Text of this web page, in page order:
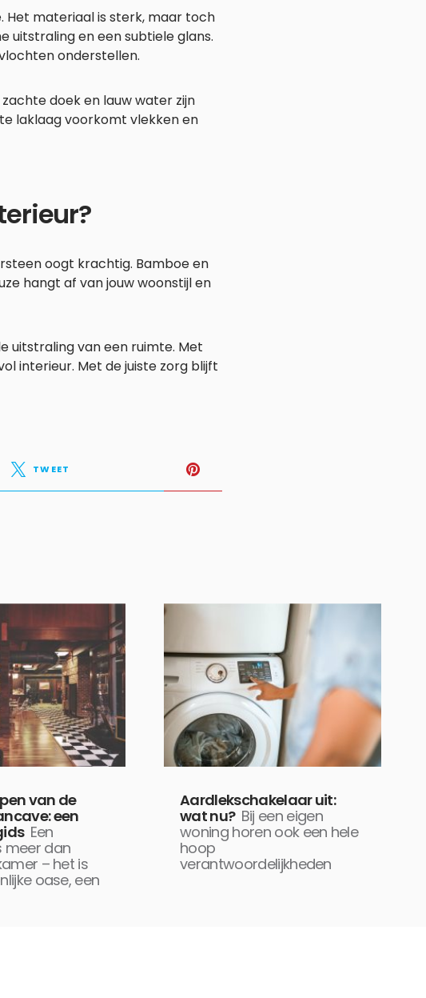
Het materiaal is sterk, maar toch
uitstraling en een subtiele glans.
onderstellen.
doek en lauw water zijn
laklaag voorkomt vlekken en
oogt krachtig. Bamboe en
hangt af van jouw woonstijl en
uitstraling van een ruimte. Met
interieur. Met de juiste zorg blijft
TWEET
van de
een
Een
meer dan
– het is
oase, een
Aardlekschakelaar uit:
wat nu? Bij een eigen
woning horen ook een hele
hoop
verantwoordelijkheden